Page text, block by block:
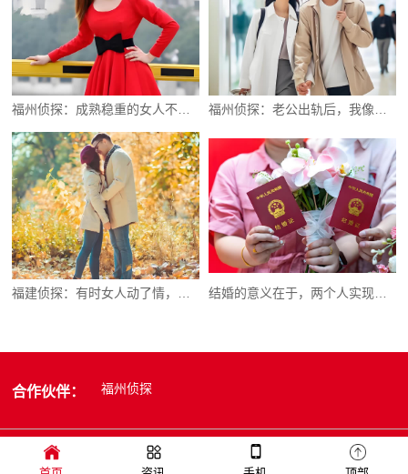
结婚的意义在于，两个人实现精神的融合
合作伙伴： 福州侦探